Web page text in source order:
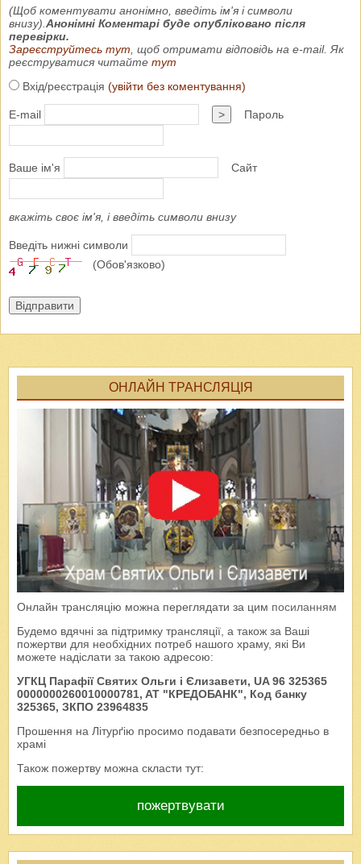
(Щоб коментувати анонімно, введіть ім'я і символи
внизу). Анонімні Коментарі буде опубліковано після
перевірки.
Зареєструйтесь тут , щоб отримати відповідь на e-mail. Як
реєструватися читайте тут
Вхід/реєстрація (увійти без коментування)
E-mail > Пароль
Ваше ім'я Сайт
вкажіть своє ім'я, і введіть символи внизу
Введіть нижні символи
(Обов'язково)
Відправити
ОНЛАЙН ТРАНСЛЯЦІЯ
Онлайн трансляцію можна переглядати за цим посиланням
Будемо вдячні за підтримку трансляції, а також за Ваші
пожертви для необхідних потреб нашого храму, які Ви
можете надіслати за такою адресою:
УГКЦ Парафії Святих Ольги і Єлизавети, UA 96 325365
0000000260010000781, AT "КРЕДОБАНК", Код банку
325365, ЗКПО 23964835
Прошення на Літурґію просимо подавати безпосередньо в
храмі
Також пожертву можна скласти тут:
пожертвувати